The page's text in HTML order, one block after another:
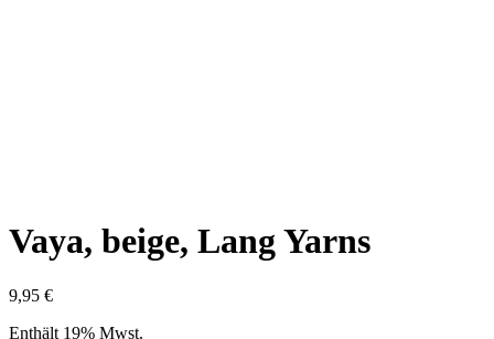
Vaya, beige, Lang Yarns
9,95 €
Enthält 19% Mwst.